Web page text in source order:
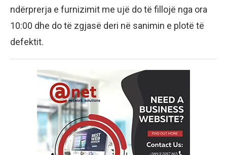
ndërprerja e furnizimit me ujë do të fillojë nga ora
10:00 dhe do të zgjasë deri në sanimin e plotë të
defektit.